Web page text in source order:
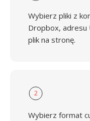
Wybierz pliki z
Dropbox, adresu
plik na stronę.
2
Wybierz format